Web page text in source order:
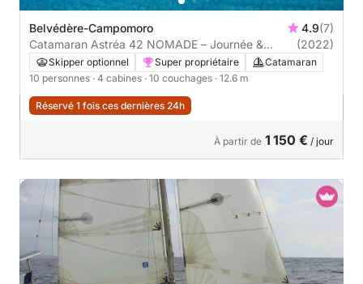
Belvédère-Campomoro 4.9(7)
Catamaran Astréa 42 NOMADE – Journée &
croisière luxe en Corse du Sud
(2022)
Skipper optionnel Super propriétaire
Catamaran
10 personnes · 4 cabines · 10 couchages · 12.6 m
Réservé 1 fois ces dernières 24h
À partir de 1 150 € / jour